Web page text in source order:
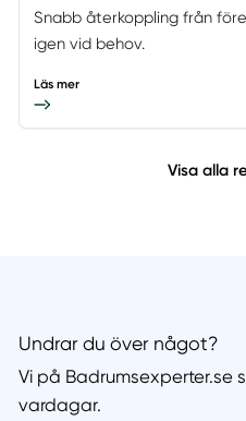
Snabb återkoppling från
igen vid behov.
Läs mer
Visa alla
Undrar du över något?
Vi på Badrumsexperter.se
vardagar.